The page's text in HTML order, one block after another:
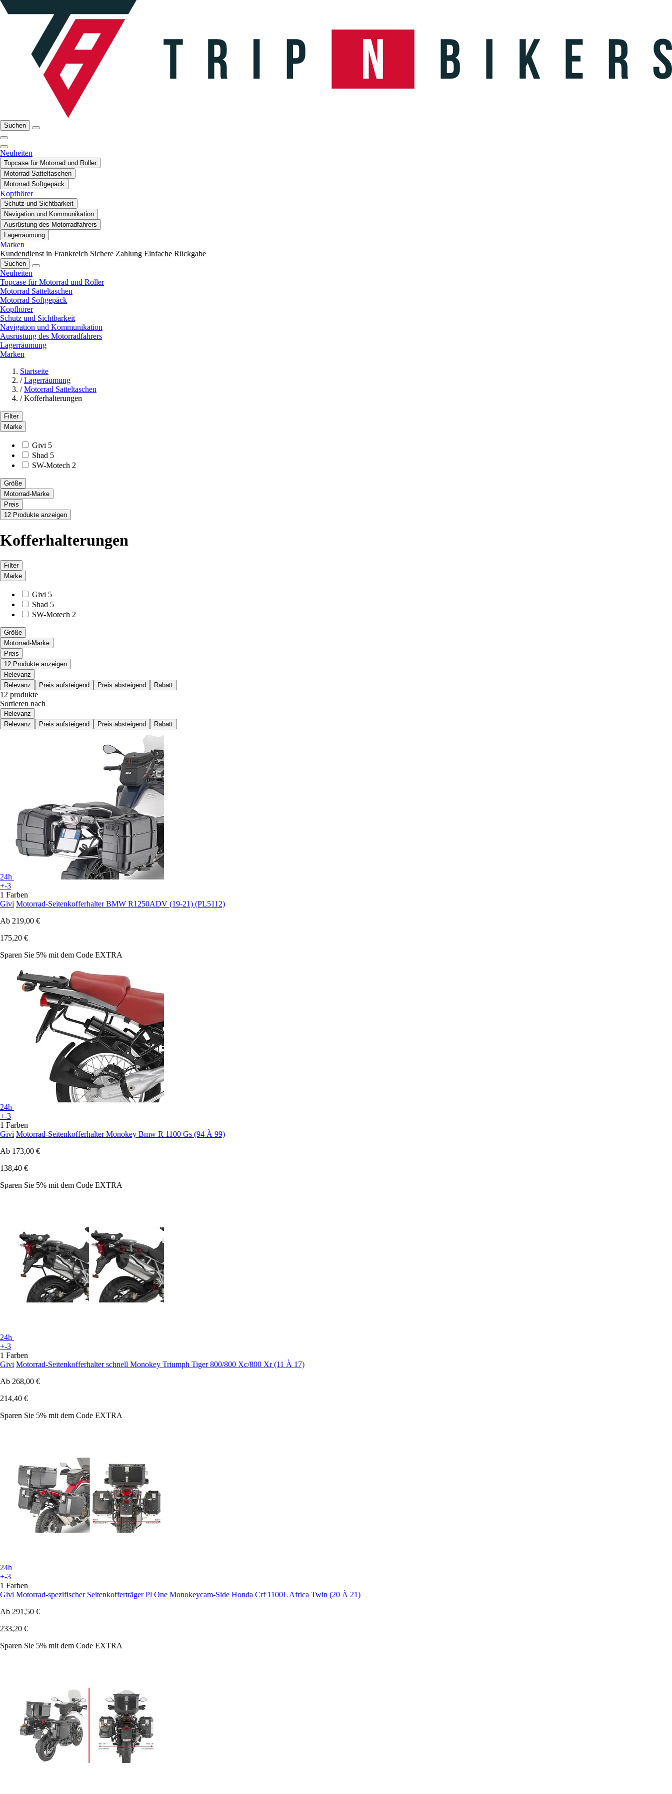
Suchen
Neuheiten
Topcase für Motorrad und Roller
Motorrad Satteltaschen
Motorrad Softgepäck
Kopfhörer
Schutz und Sichtbarkeit
Navigation und Kommunikation
Ausrüstung des Motorradfahrers
Lagerräumung
Marken
Kundendienst in Frankreich Sichere Zahlung Einfache Rückgabe
Suchen
Neuheiten
Topcase für Motorrad und Roller
Motorrad Satteltaschen
Motorrad Softgepäck
Kopfhörer
Schutz und Sichtbarkeit
Navigation und Kommunikation
Ausrüstung des Motorradfahrers
Lagerräumung
Marken
Startseite
/ Lagerräumung
/ Motorrad Satteltaschen
/ Kofferhalterungen
Filter
Marke
Givi 5
Shad 5
SW-Motech 2
Größe
Motorrad-Marke
Preis
12 Produkte anzeigen
Kofferhalterungen
Filter
Marke
Givi 5
Shad 5
SW-Motech 2
Größe
Motorrad-Marke
Preis
12 Produkte anzeigen
Relevanz
Relevanz
Preis aufsteigend Preis absteigend Rabatt
12 produkte
Sortieren nach
Relevanz
Relevanz
Preis aufsteigend Preis absteigend Rabatt
24h
+-3
1 Farben
Givi Motorrad-Seitenkofferhalter BMW R1250ADV (19-21) (PL5112)
Ab 219,00 €
175,20 €
Sparen Sie 5% mit dem Code EXTRA
24h
+-3
1 Farben
Givi Motorrad-Seitenkofferhalter Monokey Bmw R 1100 Gs (94 À 99)
Ab 173,00 €
138,40 €
Sparen Sie 5% mit dem Code EXTRA
24h
+-3
1 Farben
Givi Motorrad-Seitenkofferhalter schnell Monokey Triumph Tiger 800/800 Xc/800 Xr (11 À 17)
Ab 268,00 €
214,40 €
Sparen Sie 5% mit dem Code EXTRA
24h
+-3
1 Farben
Givi Motorrad-spezifischer Seitenkofferträger Pl One Monokeycam-Side Honda Crf 1100L Africa Twin (20 À 21)
Ab 291,50 €
233,20 €
Sparen Sie 5% mit dem Code EXTRA